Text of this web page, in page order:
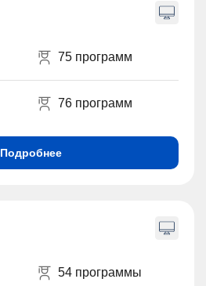
75 программ
76 программ
Подробнее
54 программы